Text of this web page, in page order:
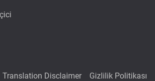
Translation Disclaimer Gizlilik Politikası